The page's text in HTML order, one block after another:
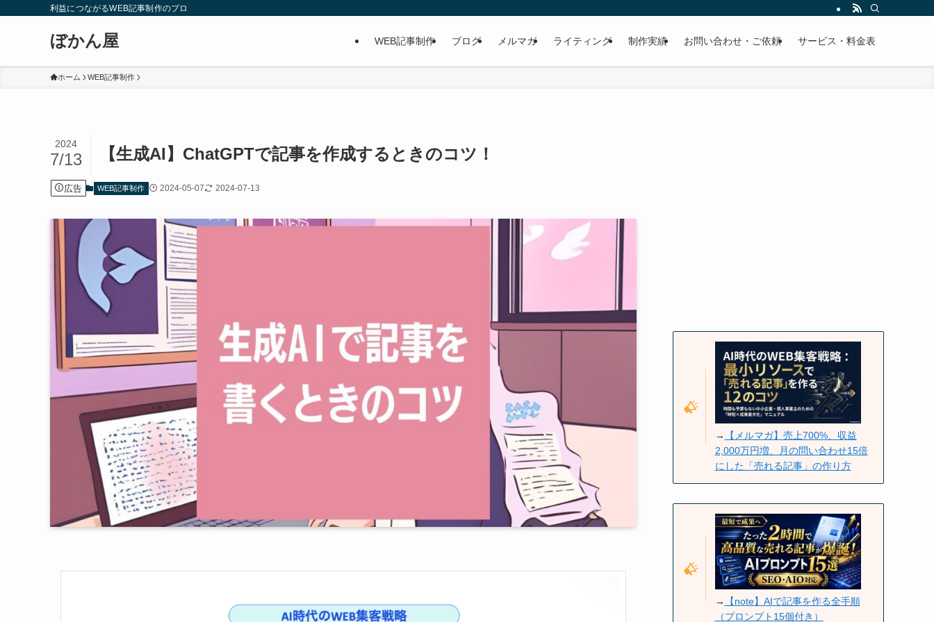
利益につながるWEB記事制作のプロ
ぼかん屋 WEB記事制作 ブログ メルマガ ライティング 制作実績 お問い合わせ・ご依頼 サービス・料金表
ホーム WEB記事制作
【生成AI】ChatGPTで記事を作成するときのコツ！
2024
7/13
広告 WEB記事制作 2024-05-07 2024-07-13
→
【メルマガ】売上700%、収益
2,000万円増、月の問い合わせ15倍
にした「売れる記事」の作り方
→
【note】AIで記事を作る全手順
（プロンプト15個付き）